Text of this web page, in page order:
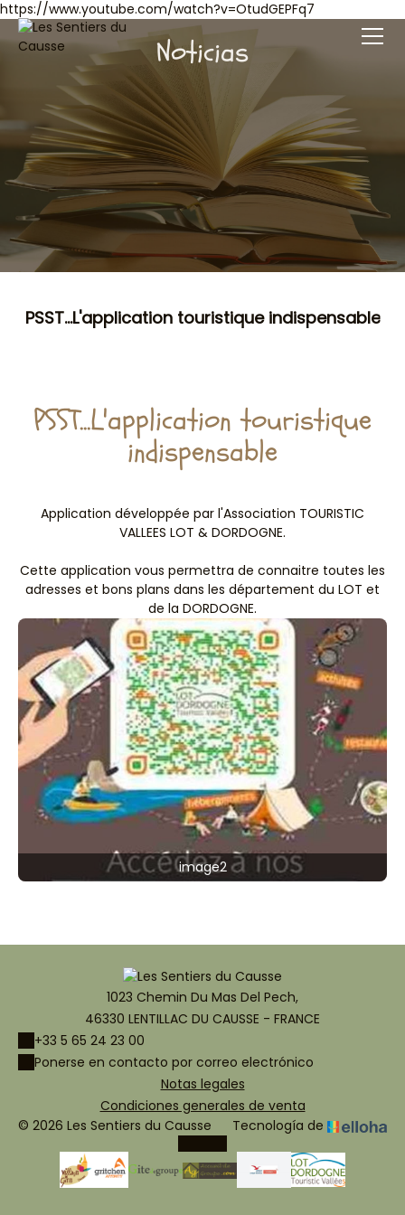
https://www.youtube.com/watch?v=OtudGEPFq7
Noticias
PSST...L'application touristique indispensable
PSST...L'application touristique
indispensable
Application développée par l'Association TOURISTIC
VALLEES LOT & DORDOGNE.
Cette application vous permettra de connaitre toutes les
adresses et bons plans dans les département du LOT et
de la DORDOGNE.
image2
1023 Chemin Du Mas Del Pech,
46330 LENTILLAC DU CAUSSE - FRANCE
+33 5 65 24 23 00
Ponerse en contacto por correo electrónico
Notas legales
Condiciones generales de venta
© 2026 Les Sentiers du Causse
Tecnología de